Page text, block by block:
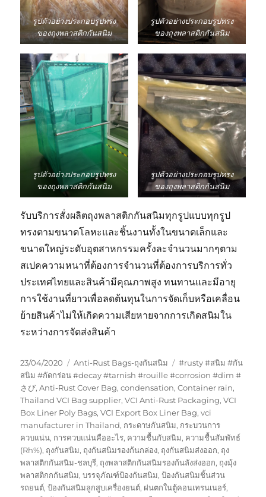
รูปตัวอย่างประกอบรูปทรง
ของถุงพลาสติกกันสนิม
รูปตัวอย่างประกอบรูปทรง
ของถุงพลาสติกกันสนิม
รูปตัวอย่างประกอบรูปทรง
ของถุงพลาสติกกันสนิม
รูปตัวอย่างประกอบรูปทรง
ของถุงพลาสติกกันสนิม
รับบริการสั่งผลิตถุงพลาสติกกันสนิมทุกรูปแบบทุกรูป
ทรงตามขนาดโลหะและชิ้นงานทั้งในขนาดเล็กและ
ขนาดใหญ่ระดับอุตสาหกรรมครั้งละจำนวนมากๆตาม
สเปคความหนาที่ต้องการจำนวนที่ต้องการบริการทั่ว
ประเทศไทยและสินค้ามีคุณภาพสูง ทนทานและมีอายุ
การใช้งานที่ยาวเพื่อลดต้นทุนในการจัดเก็บหรือเคลื่อน
ย้ายสินค้าไม่ให้เกิดความเสียหายจากการเกิดสนิมใน
ระหว่างการจัดส่งสินค้า
Posted
on
23/04/2020 Categories
Anti-Rust Bags-ถุงกันสนิม Tags
#rusty #สนิม #กัน
สนิม #กัดกร่อน #decay #tarnish #rouille #corrosion #dim #
さび,Anti-Rust Cover Bag,condensation,Container rain,
Thailand VCI Bag supplier,VCI Anti-Rust Packaging,VCI
Box Liner Poly Bags,VCI Export Box Liner Bag,vci
manufacturer in Thailand, กระดาษกันสนิม, กระบวนการ
ควบแน่น, การควบแน่นคืออะไร, ความชื้นกับสนิม, ความชื้นสัมพัทธ์
(Rh%), ถุงกันสนิม, ถุงกันสนิมรองก้นกล่อง, ถุงกันสนิมส่งออก, ถุง
พลาสติกกันสนิม-ชลบุรี, ถุงพลาสติกกันสนิมรองก้นลังส่งออก, ถุงมุ้ง
พลาสติกกกันสนิม,บรรจุภัณฑ์ป้องกันสนิม,ป้องกันสนิมชิ้นส่วน
รถยนต์,ป้องกันสนิมลูกสูบเครื่องยนต์, ฝนตกในตู้คอนเทรนเนอร์,